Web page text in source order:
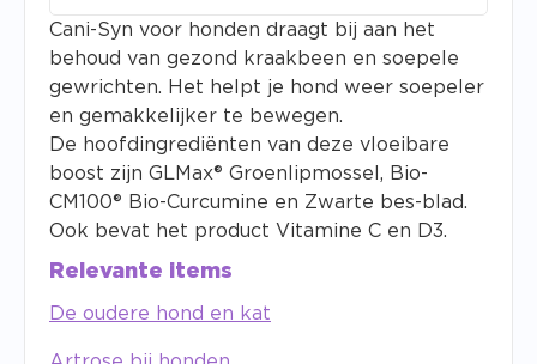
Cani-Syn voor honden draagt bij aan het
behoud van gezond kraakbeen en soepele
gewrichten. Het helpt je hond weer soepeler
en gemakkelijker te bewegen.
De hoofdingrediënten van deze vloeibare
boost zijn GLMax® Groenlipmossel, Bio-
CM100® Bio-Curcumine en Zwarte bes-blad.
Ook bevat het product Vitamine C en D3.
Relevante items
De oudere hond en kat